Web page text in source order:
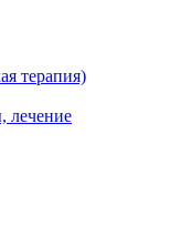
терапия)
лечение